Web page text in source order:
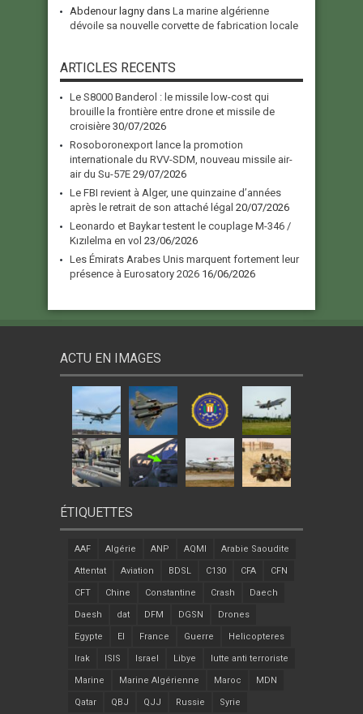
Abdenour lagny dans La marine algérienne
dévoile sa nouvelle corvette de fabrication locale
ARTICLES RECENTS
Le S8000 Banderol : le missile low-cost qui
brouille la frontière entre drone et missile de
croisière 30/07/2026
Rosoboronexport lance la promotion
internationale du RVV-SDM, nouveau missile air-
air du Su-57E 29/07/2026
Le FBI revient à Alger, une quinzaine d’années
après le retrait de son attaché légal 20/07/2026
Leonardo et Baykar testent le couplage M-346 /
Kızılelma en vol 23/06/2026
Les Émirats Arabes Unis marquent fortement leur
présence à Eurosatory 2026 16/06/2026
ACTU EN IMAGES
ÉTIQUETTES
AAF Algérie ANP AQMI Arabie Saoudite
Attentat Aviation BDSL C130 CFA CFN
CFT Chine Constantine Crash Daech
Daesh dat DFM DGSN Drones
Egypte EI France Guerre Helicopteres
Irak ISIS Israel Libye lutte anti terroriste
Marine Marine Algérienne Maroc MDN
Qatar QBJ QJJ Russie Syrie